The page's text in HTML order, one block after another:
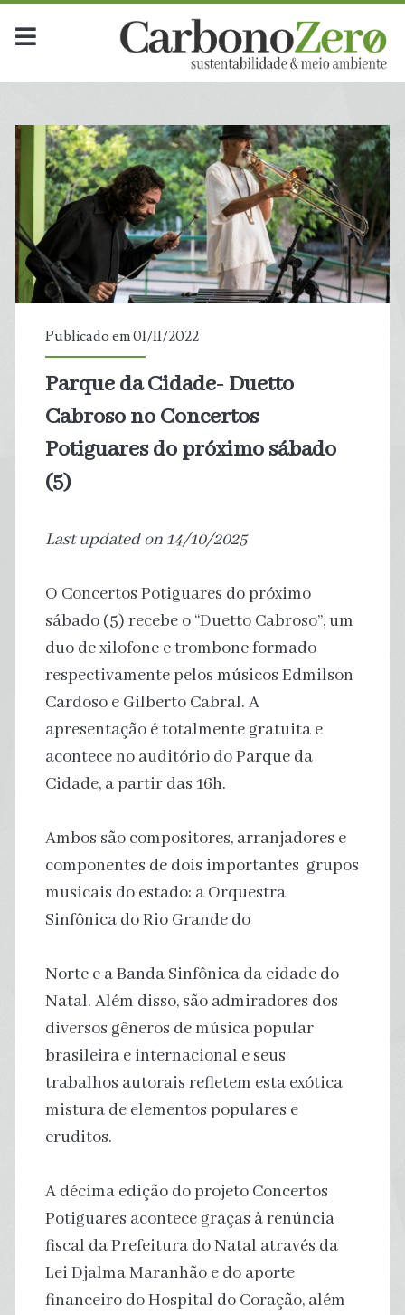
Publicado em 01/11/2022
Parque da Cidade- Duetto
Cabroso no Concertos
Potiguares do próximo sábado
(5)
Last updated on 14/10/2025
O Concertos Potiguares do próximo
sábado (5) recebe o “Duetto Cabroso”, um
duo de xilofone e trombone formado
respectivamente pelos músicos Edmilson
Cardoso e Gilberto Cabral. A
apresentação é totalmente gratuita e
acontece no auditório do Parque da
Cidade, a partir das 16h.
Ambos são compositores, arranjadores e
componentes de dois importantes grupos
musicais do estado: a Orquestra
Sinfônica do Rio Grande do
Norte e a Banda Sinfônica da cidade do
Natal. Além disso, são admiradores dos
diversos gêneros de música popular
brasileira e internacional e seus
trabalhos autorais refletem esta exótica
mistura de elementos populares e
eruditos.
A décima edição do projeto Concertos
Potiguares acontece graças à renúncia
fiscal da Prefeitura do Natal através da
Lei Djalma Maranhão e do aporte
financeiro do Hospital do Coração, além